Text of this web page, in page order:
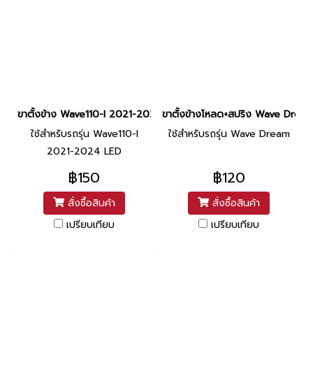
ขาตั้งข้าง Wave110-I 2021-2024 LED แท้ศูนย์ ยี่ห้อ Honda
ใช้สำหรับรถรุ่น Wave110-I
2021-2024 LED
฿150
สั่งซื้อสินค้า
เปรียบเทียบ
ขาตั้งข้างโหลด+สปริง Wave
ใช้สำหรับรถรุ่น Wave Dream
฿120
สั่งซื้อสินค้า
เปรียบเทียบ